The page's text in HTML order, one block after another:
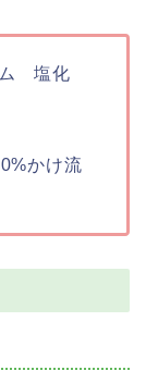
ム 塩化
かけ流